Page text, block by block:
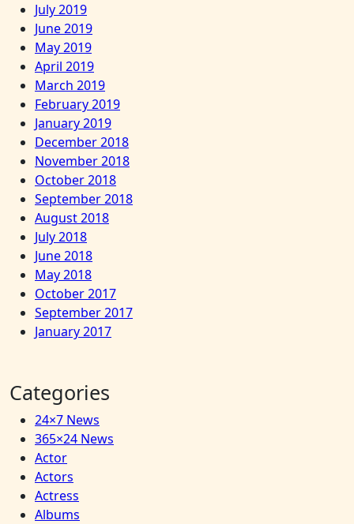
July 2019
June 2019
May 2019
April 2019
March 2019
February 2019
January 2019
December 2018
November 2018
October 2018
September 2018
August 2018
July 2018
June 2018
May 2018
October 2017
September 2017
January 2017
Categories
24×7 News
365×24 News
Actor
Actors
Actress
Albums